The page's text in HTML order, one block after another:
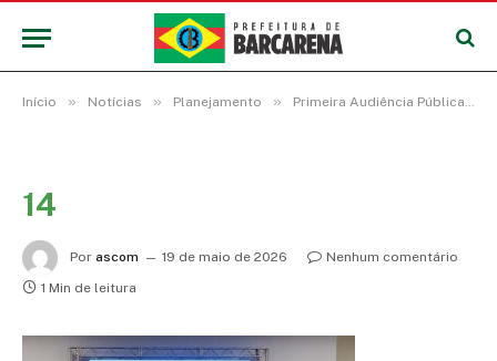
Início » Notícias » Planejamento » Primeira Audiência Pública de revisão do Plano Diretor de Barcarena reconhece os avanços e desafios no desenvolvimento do município
14
Por ascom 19 de maio de 2026
Nenhum comentário
1 Min de leitura